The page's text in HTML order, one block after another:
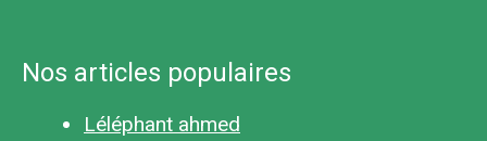
Nos articles populaires
Léléphant ahmed